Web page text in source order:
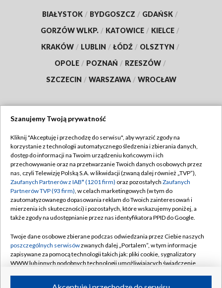
BIAŁYSTOK / BYDGOSZCZ / GDAŃSK /
GORZÓW WLKP. / KATOWICE / KIELCE /
KRAKÓW / LUBLIN / ŁÓDŹ / OLSZTYN /
OPOLE / POZNAŃ / RZESZÓW /
SZCZECIN / WARSZAWA / WROCŁAW
TVP
Abonament TVP
Emisja w TVP
Centrum informacji TVP
Naziemna Telewizja Cyfrowa
Rada Programowa
System NOS
Informacje o nadawcy
Regulamin TVP
Polityka prywatności
Moje zgody
Pomoc
Kontakt
Kanały
Szanujemy Twoją prywatność
Kliknij "Akceptuję i przechodzę do serwisu", aby wyrazić zgody na
korzystanie z technologii automatycznego śledzenia i zbierania danych,
dostęp do informacji na Twoim urządzeniu końcowym i ich
przechowywanie oraz na przetwarzanie Twoich danych osobowych przez
nas, czyli Telewizję Polską S.A. w likwidacji (zwaną dalej również „TVP”),
Zaufanych Partnerów z IAB* (1201 firm) oraz pozostałych Zaufanych
Partnerów TVP (93 firm), w celach marketingowych (w tym do
zautomatyzowanego dopasowania reklam do Twoich zainteresowań i
mierzenia ich skuteczności) i pozostałych, które wskazujemy poniżej, a
także zgody na udostępnianie przez nas identyfikatora PPID do Google.
Twoje dane osobowe zbierane podczas odwiedzania przez Ciebie naszych
poszczególnych serwisówzwanych dalej „Portalem”, w tym informacje
zapisywane za pomocą technologii takich jak: pliki cookie, sygnalizatory
WWW lub innych podobnych technologii umożliwiających świadczenie